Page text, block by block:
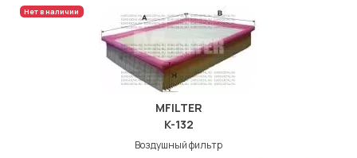
Нет в наличии
MFILTER
K-132
Воздушный фильтр